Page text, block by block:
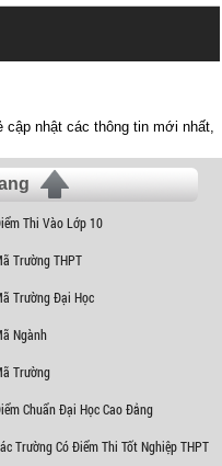
nhật các thông tin mới nhất,
Thi Vào Lớp 10
Trường THPT
Trường Đại Học
Ngành
Trường
Chuẩn Đại Học Cao Đẳng
Trường Có Điểm Thi Tốt Nghiệp THPT